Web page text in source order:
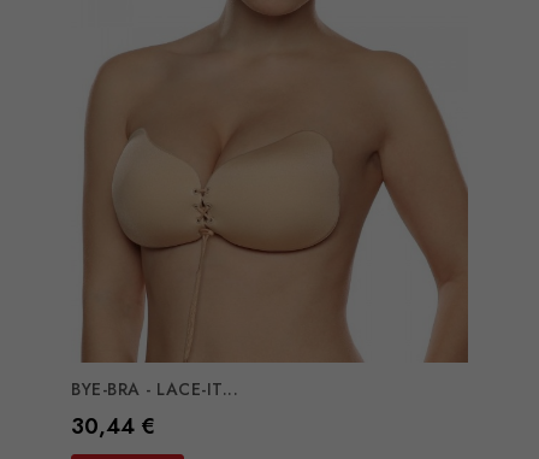
BYE-BRA - LACE-IT...
Preço
30,44 €